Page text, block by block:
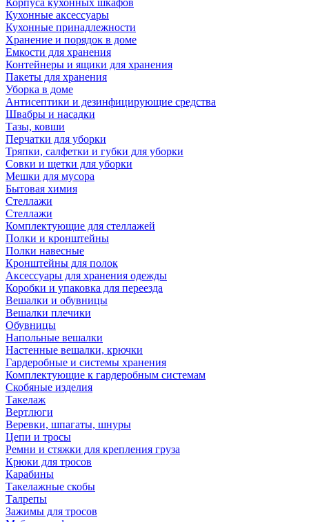
Корпуса кухонных шкафов
Кухонные аксессуары
Кухонные принадлежности
Хранение и порядок в доме
Емкости для хранения
Контейнеры и ящики для хранения
Пакеты для хранения
Уборка в доме
Антисептики и дезинфицирующие средства
Швабры и насадки
Тазы, ковши
Перчатки для уборки
Тряпки, салфетки и губки для уборки
Совки и щетки для уборки
Мешки для мусора
Бытовая химия
Стеллажи
Стеллажи
Комплектующие для стеллажей
Полки и кронштейны
Полки навесные
Кронштейны для полок
Аксессуары для хранения одежды
Коробки и упаковка для переезда
Вешалки и обувницы
Вешалки плечики
Обувницы
Напольные вешалки
Настенные вешалки, крючки
Гардеробные и системы хранения
Комплектующие к гардеробным системам
Скобяные изделия
Такелаж
Вертлюги
Веревки, шпагаты, шнуры
Цепи и тросы
Ремни и стяжки для крепления груза
Крюки для тросов
Карабины
Такелажные скобы
Талрепы
Зажимы для тросов